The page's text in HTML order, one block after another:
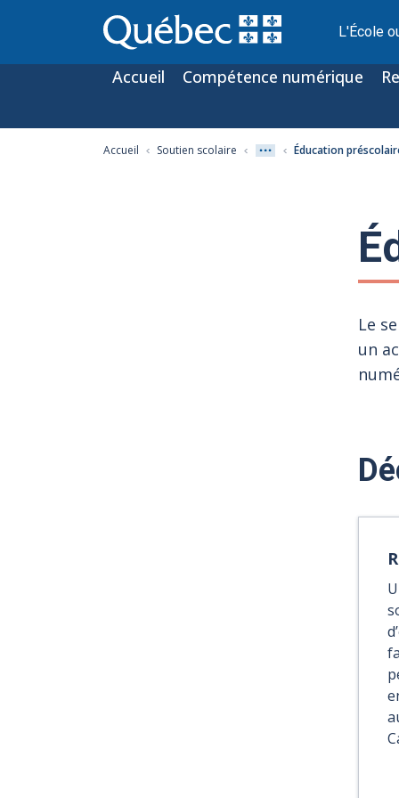
L'École
Accueil Compétence numérique
Accueil Soutien scolaire Éducation
Le
un